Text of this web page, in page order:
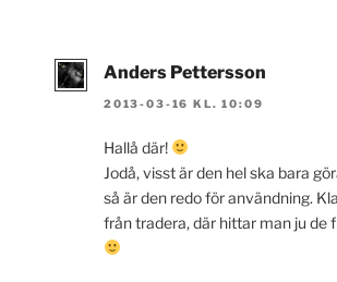
Anders Pettersson
2013-03-16 KL. 10:09
Hallå där!
Jodå, visst är den hel ska bara
så är den redo för användning.
från tradera, där hittar man ju de